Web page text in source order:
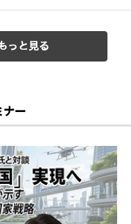
っと見る
ナー